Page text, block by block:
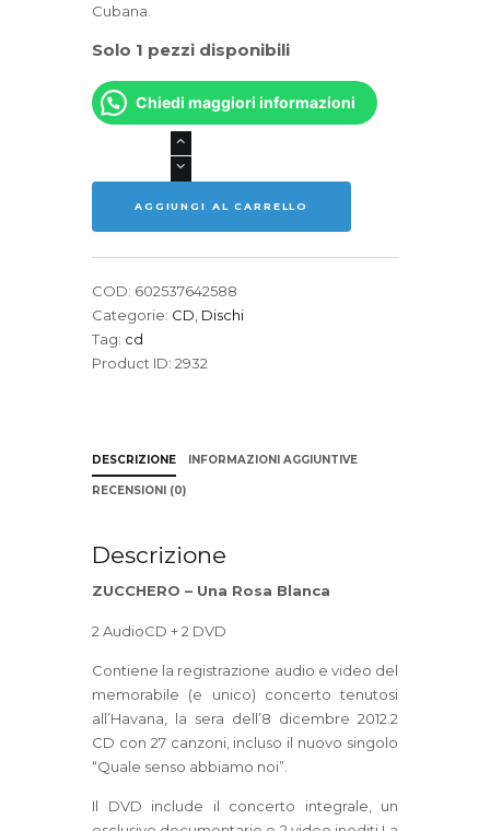
Cubana.
Solo 1 pezzi disponibili
Chiedi maggiori informazioni
Una
Blanca
quantità
AGGIUNGI AL CARRELLO
COD: 602537642588
Categorie: CD, Dischi
Tag: cd
Product ID: 2932
DESCRIZIONE INFORMAZIONI AGGIUNTIVE
RECENSIONI (0)
Descrizione
ZUCCHERO – Una Rosa Blanca
2 AudioCD + 2 DVD
Contiene la registrazione audio e video del
memorabile (e unico) concerto tenutosi
all’Havana, la sera dell’8 dicembre 2012.2
CD con 27 canzoni, incluso il nuovo singolo
“Quale senso abbiamo noi”.
Il DVD include il concerto integrale, un